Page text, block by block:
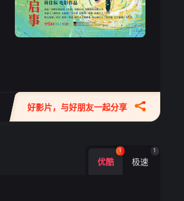
好影片，与好朋友一起分享
优酷
1
极速
1